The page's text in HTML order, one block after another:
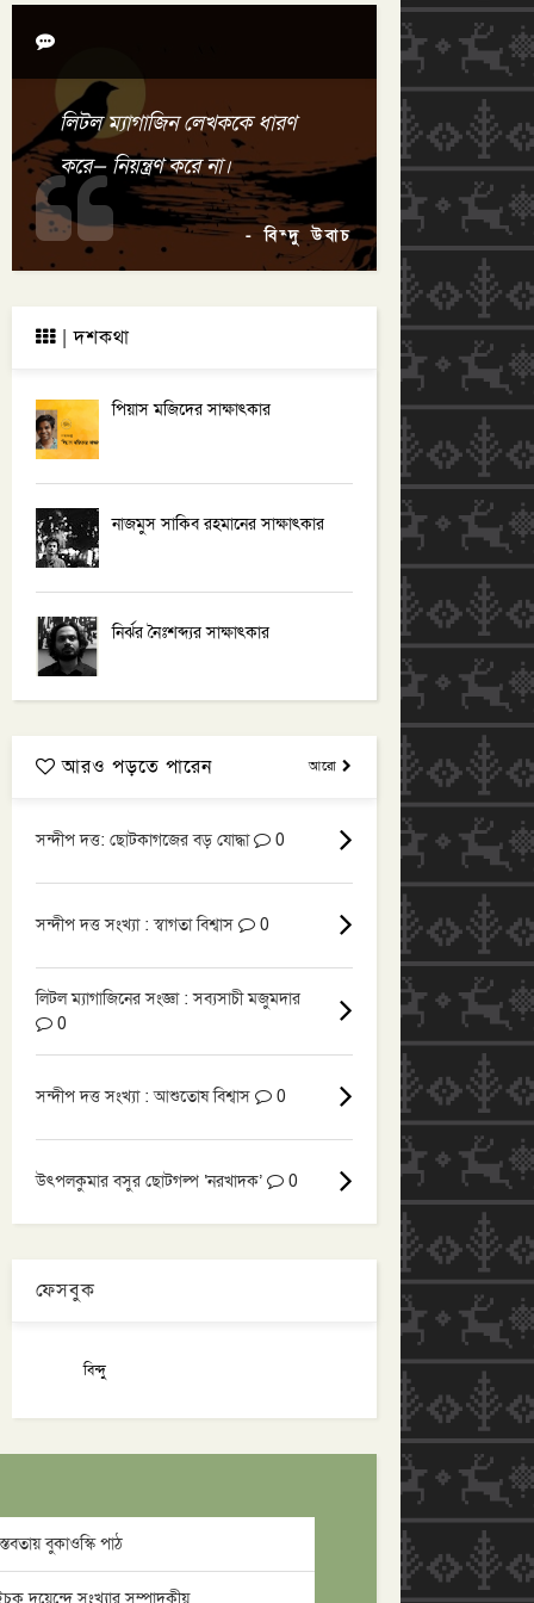
সমালোচকদের জন্য আহ্বান
আমার মাঝে...
চার্লস বুকাওস্কির গল্প: মৃতরা যেভাবে
ভালোবাসে
চার্লস বুকাওস্কির গল্প: শহরের সবচেয়ে
সুন্দরী নারী
লিটল ম্যাগাজিন লেখককে ধারণ
করে— নিয়ন্ত্রণ করে না।
- বিন্দু উবাচ
| দশকথা
পিয়াস মজিদের সাক্ষাৎকার
নাজমুস সাকিব রহমানের সাক্ষাৎকার
নির্ঝর নৈঃশব্দ্যর সাক্ষাৎকার
আরও পড়তে পারেন আরো
সন্দীপ দত্ত: ছোটকাগজের বড় যোদ্ধা 0
সন্দীপ দত্ত সংখ্যা : স্বাগতা বিশ্বাস 0
লিটল ম্যাগাজিনের সংজ্ঞা : সব্যসাচী মজুমদার
0
সন্দীপ দত্ত সংখ্যা : আশুতোষ বিশ্বাস 0
উৎপলকুমার বসুর ছোটগল্প ‘নরখাদক’ 0
ফেসবুক
বিন্দু
বুকাওস্কি পাঠ